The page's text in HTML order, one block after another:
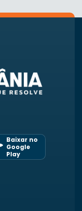
Baixar no
Google
Play